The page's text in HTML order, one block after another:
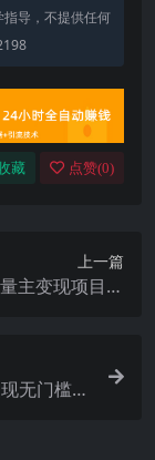
导，不提供任何
藏 点赞(0)
上一篇
主变现项目，
无门槛！